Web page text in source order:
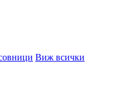
Виж всички